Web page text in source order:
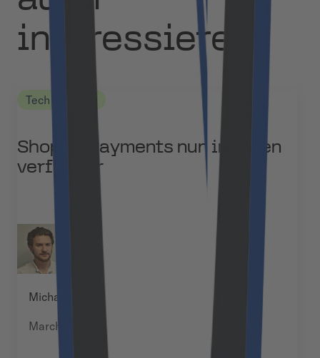
interessieren
Tech Updates
Shopify Payments nun in Polen
verfügbar
Michał Pękala
March 17, 2025